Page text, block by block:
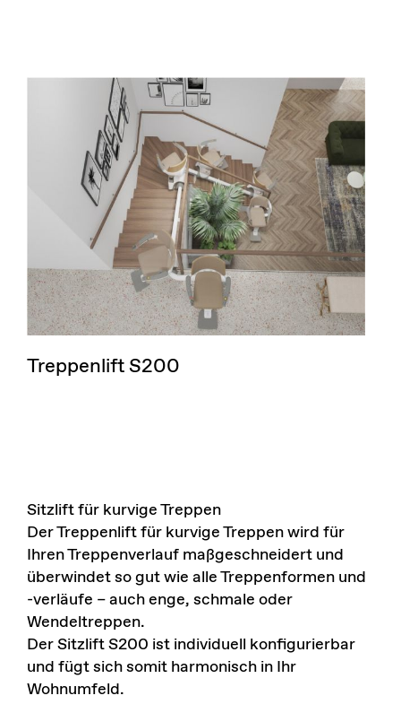
Treppenlift S200
Sitzlift für kurvige Treppen
Der Treppenlift für kurvige Treppen wird für
Ihren Treppenverlauf maßgeschneidert und
überwindet so gut wie alle Treppenformen und
-verläufe – auch enge, schmale oder
Wendeltreppen.
Der Sitzlift S200 ist individuell konfigurierbar
und fügt sich somit harmonisch in Ihr
Wohnumfeld.